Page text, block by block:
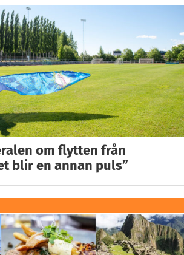
om flytten från
blir en annan puls”